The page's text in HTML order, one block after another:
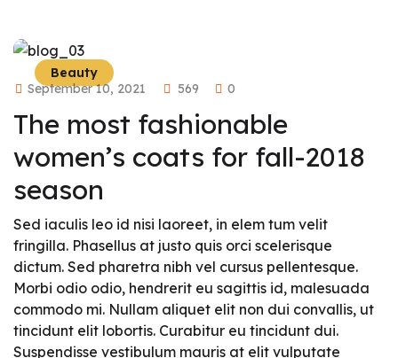
Beauty
September 10, 2021
569 0
The most fashionable
women’s coats for fall-2018
season
Sed iaculis leo id nisi laoreet, in elem tum velit
fringilla. Phasellus at justo quis orci scelerisque
dictum. Sed pharetra nibh vel cursus pellentesque.
Morbi odio odio, hendrerit eu sagittis id, malesuada
commodo mi. Nullam aliquet elit non dui convallis, ut
tincidunt elit lobortis. Curabitur eu tincidunt dui.
Suspendisse vestibulum mauris at elit vulputate